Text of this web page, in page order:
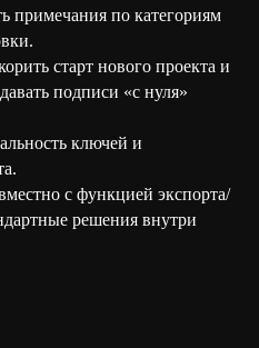
примечания по категориям
старт нового проекта и
подписи «с нуля»
ключей и
с функцией экспорта/
решения внутри